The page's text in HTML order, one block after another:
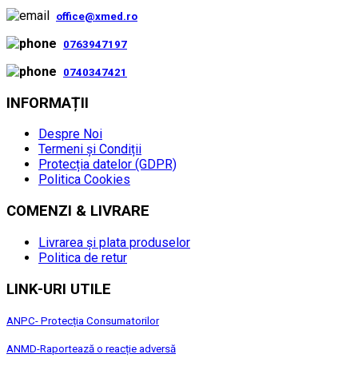
office@xmed.ro
0763947197
0740347421
INFORMAȚII
Despre Noi
Termeni și Condiții
Protecția datelor (GDPR)
Politica Cookies
COMENZI & LIVRARE
Livrarea și plata produselor
Politica de retur
LINK-URI UTILE
ANPC- Protecția Consumatorilor
ANMD-Raportează o reacție adversă